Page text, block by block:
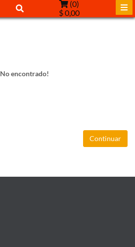
(0)
$ 0,00
No encontrado!
Continuar